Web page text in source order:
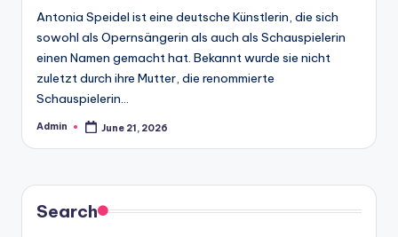
Antonia Speidel ist eine deutsche Künstlerin, die sich
sowohl als Opernsängerin als auch als Schauspielerin
einen Namen gemacht hat. Bekannt wurde sie nicht
zuletzt durch ihre Mutter, die renommierte
Schauspielerin…
Posted
Admin June 21, 2026
Search